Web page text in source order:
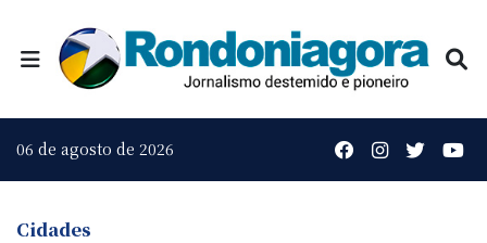
06 de agosto de 2026
Cidades